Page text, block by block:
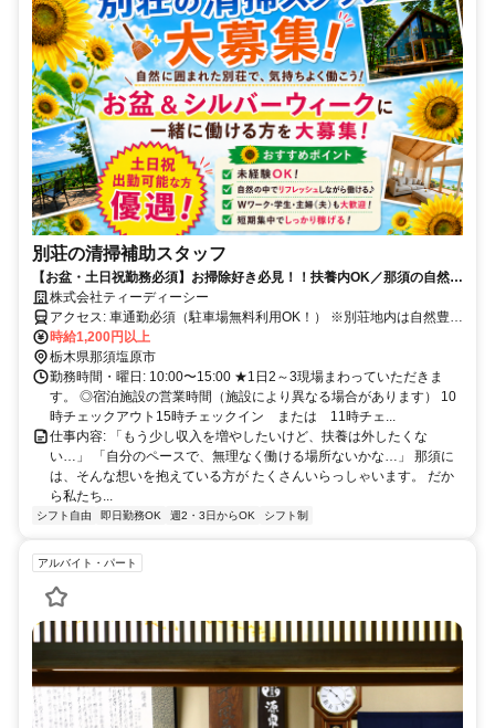
別荘の清掃補助スタッフ
【お盆・土日祝勤務必須】お掃除好き必見！！扶養内OK／那須の自然の
中で、自分のペースで働ける◎／副業・Wワーク歓迎！
株式会社ティーディーシー
アクセス: 車通勤必須（駐車場無料利用OK！） ※別荘地内は自然豊か
な環境です
時給1,200円以上
栃木県那須塩原市
勤務時間・曜日: 10:00〜15:00 ★1日2～3現場まわっていただきま
す。 ◎宿泊施設の営業時間（施設により異なる場合があります） 10
時チェックアウト15時チェックイン または 11時チェ...
仕事内容: 「もう少し収入を増やしたいけど、扶養は外したくな
い…」 「自分のペースで、無理なく働ける場所ないかな…」 那須に
は、そんな想いを抱えている方が たくさんいらっしゃいます。 だか
ら私たち...
シフト自由 即日勤務OK 週2・3日からOK シフト制
アルバイト・パート